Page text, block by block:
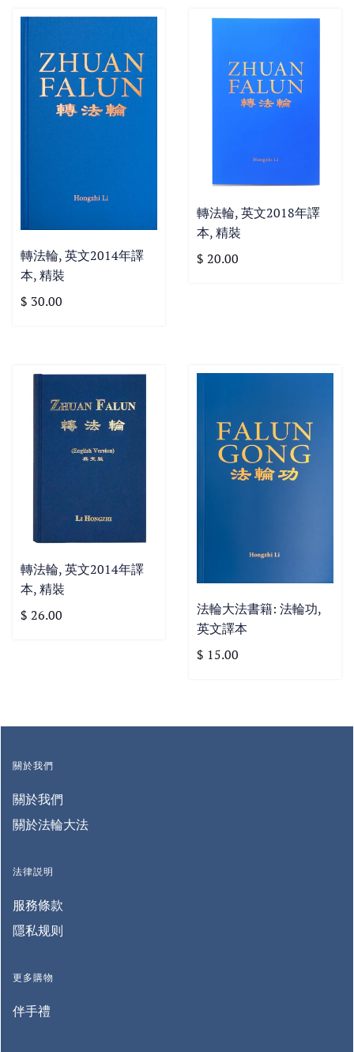
轉法輪, 英文2014年譯
本, 精裝
$ 30.00
轉法輪, 英文2018年譯
本, 精裝
$ 20.00
轉法輪, 英文2014年譯
本, 精裝
$ 26.00
法輪大法書籍: 法輪功,
英文譯本
$ 15.00
關於我們
關於我們
關於法輪大法
法律説明
服務條款
隱私规则
更多購物
伴手禮